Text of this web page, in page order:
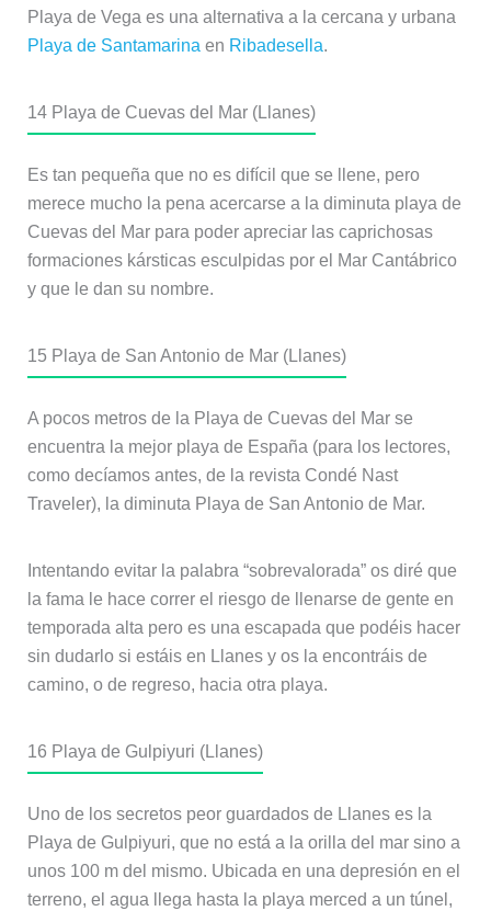
Playa de Vega es una alternativa a la cercana y urbana
Playa de Santamarina en Ribadesella.
14Playa de Cuevas del Mar (Llanes)
Es tan pequeña que no es difícil que se llene, pero
merece mucho la pena acercarse a la diminuta playa de
Cuevas del Mar para poder apreciar las caprichosas
formaciones kársticas esculpidas por el Mar Cantábrico
y que le dan su nombre.
15 Playa de San Antonio de Mar (Llanes)
A pocos metros de la Playa de Cuevas del Mar se
encuentra la mejor playa de España (para los lectores,
como decíamos antes, de la revista Condé Nast
Traveler), la diminuta Playa de San Antonio de Mar.
Intentando evitar la palabra “sobrevalorada” os diré que
la fama le hace correr el riesgo de llenarse de gente en
temporada alta pero es una escapada que podéis hacer
sin dudarlo si estáis en Llanes y os la encontráis de
camino, o de regreso, hacia otra playa.
16 Playa de Gulpiyuri (Llanes)
Uno de los secretos peor guardados de Llanes es la
Playa de Gulpiyuri, que no está a la orilla del mar sino a
unos 100 m del mismo. Ubicada en una depresión en el
terreno, el agua llega hasta la playa merced a un túnel,